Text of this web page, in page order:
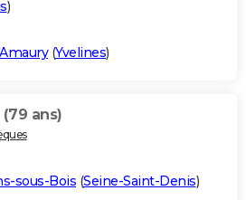
)
(Yvelines)
(79 ans)
sous-Bois (Seine-Saint-Denis)